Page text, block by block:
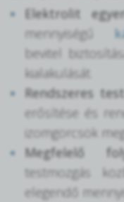
Elektrolit
mennyiségű
bevitel
kialakulását.
Rendszeres
erősítése és
izomgörcsök
Megfelelő
testmozgás
elegendő